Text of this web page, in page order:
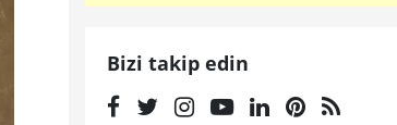
Bizi takip edin